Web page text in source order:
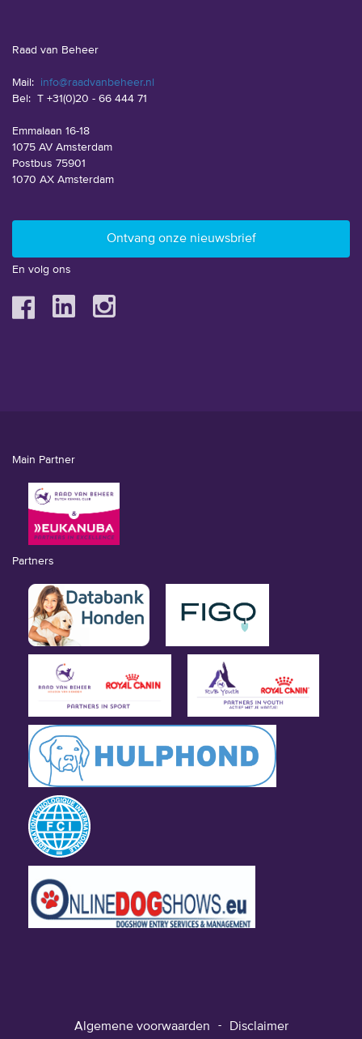
Raad van Beheer
Mail: info@raadvanbeheer.nl
Bel: T +31(0)20 - 66 444 71
Emmalaan 16-18
1075 AV Amsterdam
Postbus 75901
1070 AX Amsterdam
En volg ons
Main Partner
Partners
Algemene voorwaarden Disclaimer